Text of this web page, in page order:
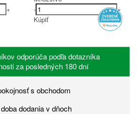
+
-
+
Kúpiť
odporúča podľa dotazníka
za posledných 180 dní
s obchodom
dodania v dňoch